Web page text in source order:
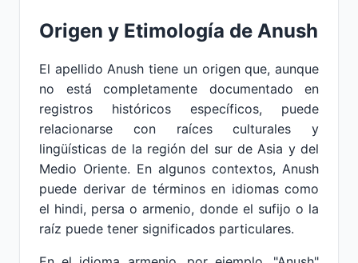
Origen y Etimología de Anush
El apellido Anush tiene un origen que, aunque
no está completamente documentado en
registros históricos específicos, puede
relacionarse con raíces culturales y
lingüísticas de la región del sur de Asia y del
Medio Oriente. En algunos contextos, Anush
puede derivar de términos en idiomas como
el hindi, persa o armenio, donde el sufijo o la
raíz puede tener significados particulares.